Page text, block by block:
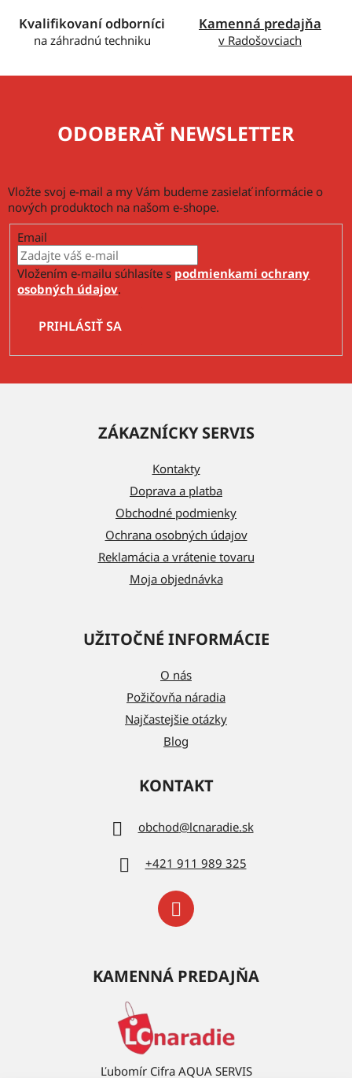
i
Kvalifikovaní odborníci
na záhradnú techniku
Kamenná predajňa
v Radošovciach
ODOBERAŤ NEWSLETTER
Vložte svoj e-mail a my Vám budeme zasielať informácie o
nových produktoch na našom e-shope.
Email
Vložením e-mailu súhlasíte s podmienkami ochrany
osobných údajov.
PRIHLÁSIŤ SA
ZÁKAZNÍCKY SERVIS
Kontakty
Doprava a platba
Obchodné podmienky
Ochrana osobných údajov
Reklamácia a vrátenie tovaru
Moja objednávka
UŽITOČNÉ INFORMÁCIE
O nás
Požičovňa náradia
Najčastejšie otázky
Blog
KONTAKT
obchod@lcnaradie.sk
+421 911 989 325
KAMENNÁ PREDAJŇA
Ľubomír Cifra AQUA SERVIS